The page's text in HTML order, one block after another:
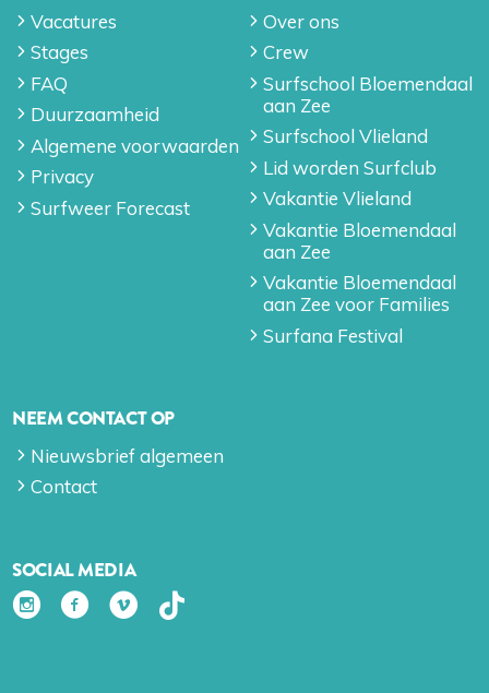
Vacatures
Stages
FAQ
Duurzaamheid
Algemene voorwaarden
Privacy
Surfweer Forecast
Over ons
Crew
Surfschool Bloemendaal
aan Zee
Surfschool Vlieland
Lid worden Surfclub
Vakantie Vlieland
Vakantie Bloemendaal
aan Zee
Vakantie Bloemendaal
aan Zee voor Families
Surfana Festival
NEEM CONTACT OP
Nieuwsbrief algemeen
Contact
SOCIAL MEDIA